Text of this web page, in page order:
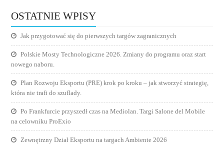
OSTATNIE WPISY
Jak przygotować się do pierwszych targów zagranicznych
Polskie Mosty Technologiczne 2026. Zmiany do programu oraz start
nowego naboru.
Plan Rozwoju Eksportu (PRE) krok po kroku – jak stworzyć strategię,
która nie trafi do szuflady.
Po Frankfurcie przyszedł czas na Mediolan. Targi Salone del Mobile
na celowniku ProExio
Zewnętrzny Dział Eksportu na targach Ambiente 2026